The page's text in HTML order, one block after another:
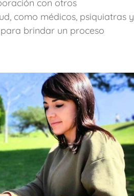
con otros
como médicos, psiquiatras y
brindar un proceso